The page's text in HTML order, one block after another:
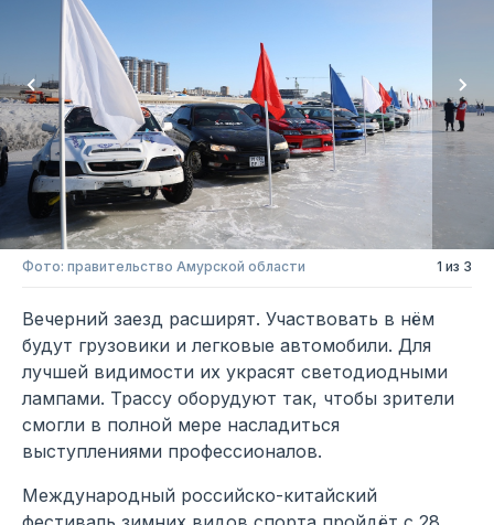
Фото: правительство Амурской области 1 из 3
Вечерний заезд расширят. Участвовать в нём
будут грузовики и легковые автомобили. Для
лучшей видимости их украсят светодиодными
лампами. Трассу оборудуют так, чтобы зрители
смогли в полной мере насладиться
выступлениями профессионалов.
Международный российско-китайский